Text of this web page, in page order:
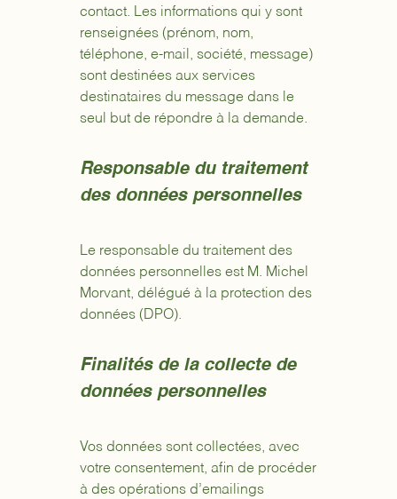
contact. Les informations qui y sont
renseignées (prénom, nom,
téléphone, e-mail, société, message)
sont destinées aux services
destinataires du message dans le
seul but de répondre à la demande.
Responsable du traitement
des données personnelles
Le responsable du traitement des
données personnelles est M. Michel
Morvant, délégué à la protection des
données (DPO).
Finalités de la collecte de
données personnelles
Vos données sont collectées, avec
votre consentement, afin de procéder
à des opérations d’emailings